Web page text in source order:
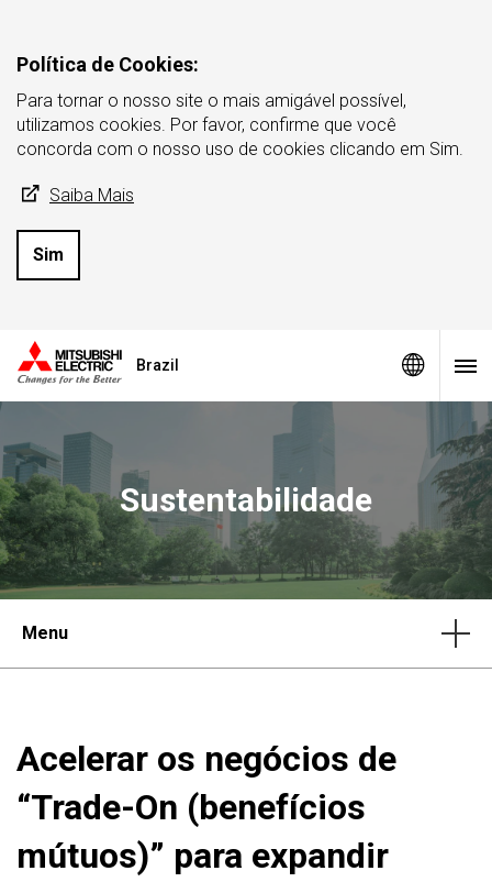
Política de Cookies:
Para tornar o nosso site o mais amigável possível,
utilizamos cookies. Por favor, confirme que você
concorda com o nosso uso de cookies clicando em Sim.
Saiba Mais
Sim
Brazil
Sustentabilidade
Menu
Acelerar os negócios de
“Trade-On (benefícios
mútuos)” para expandir